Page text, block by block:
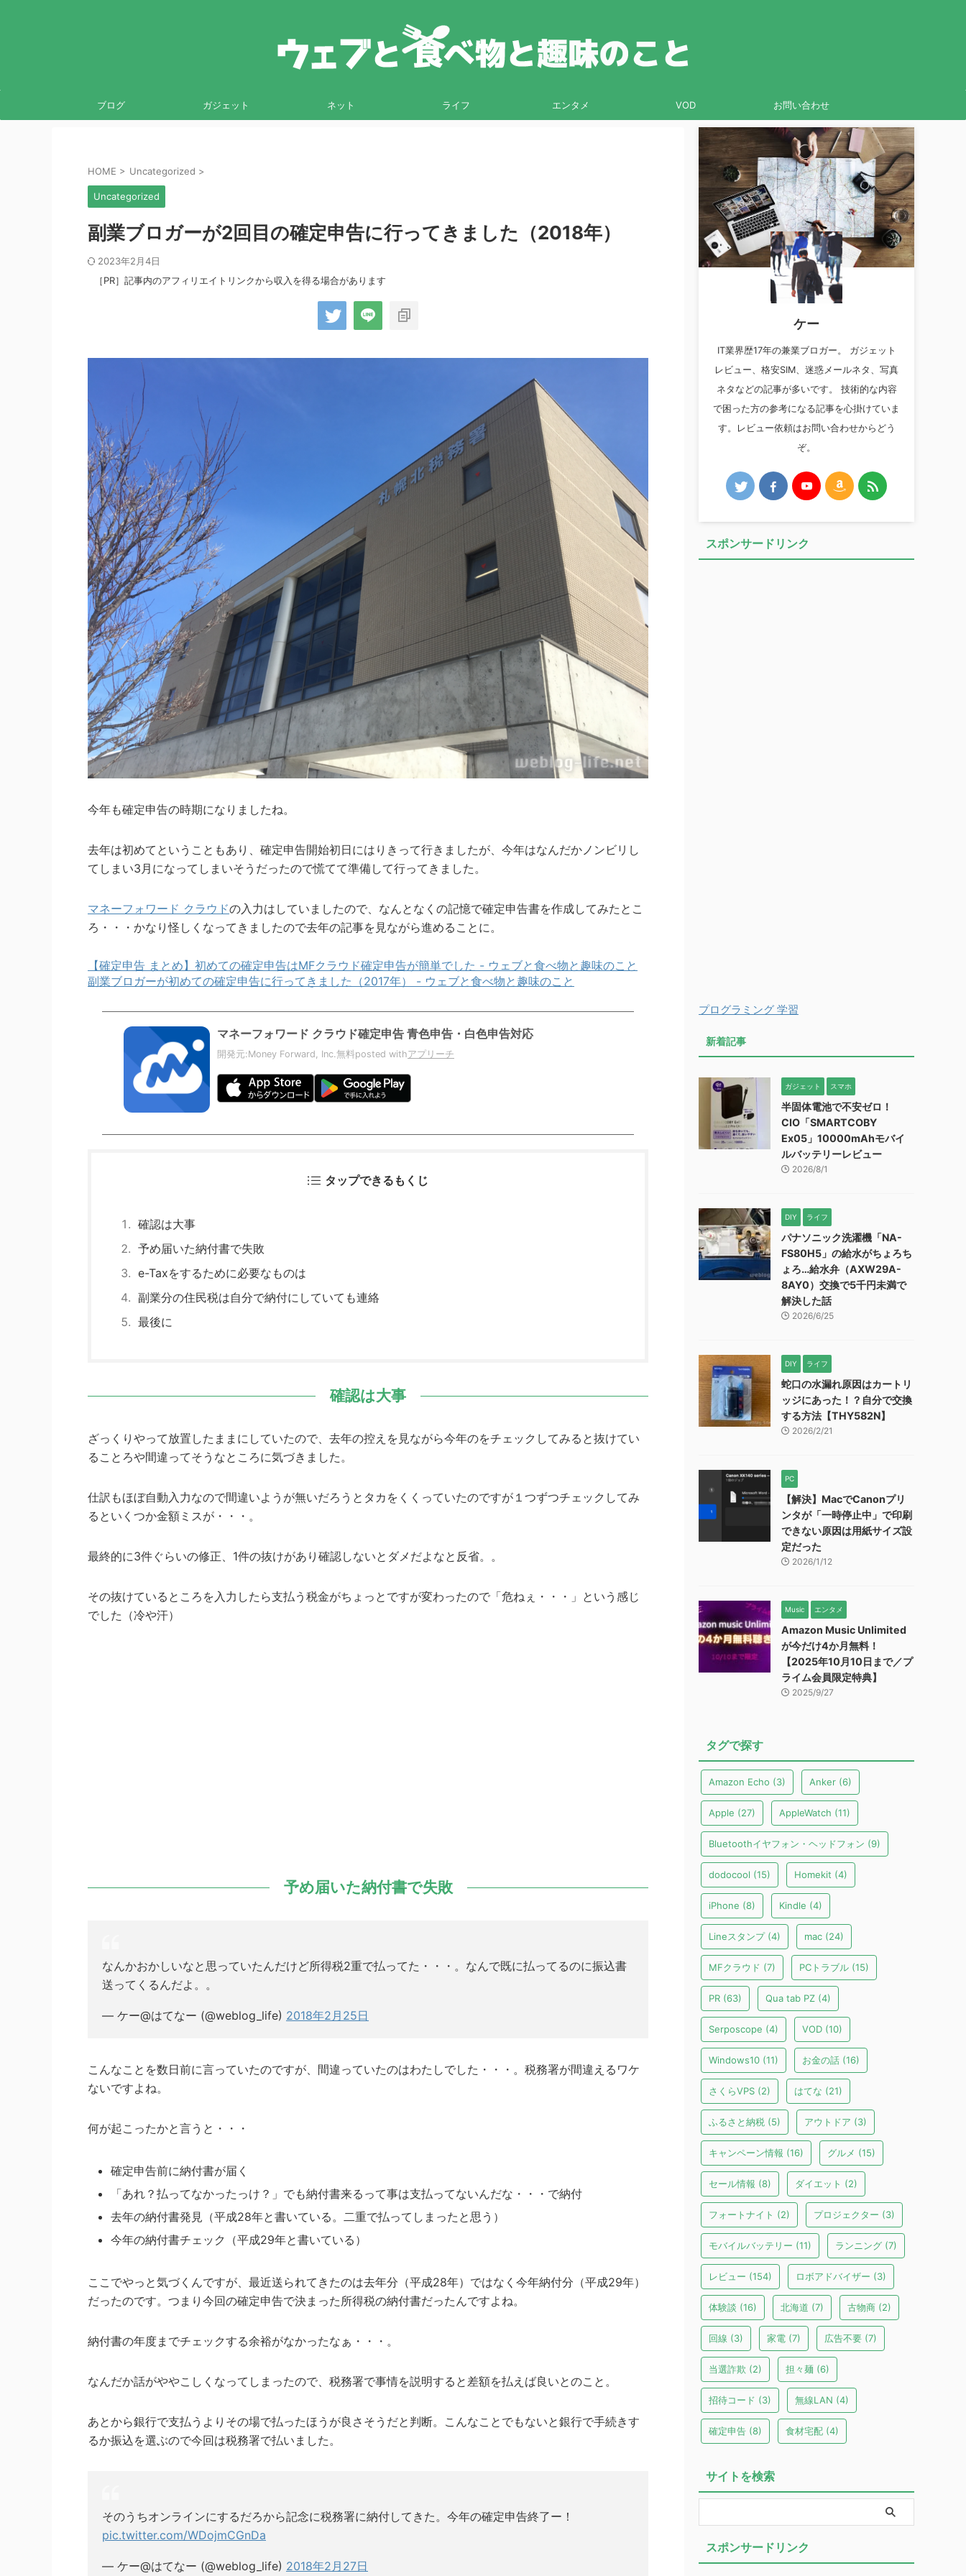
ブログ ガジェット ネット ライフ エンタメ VOD お問い合わせ
HOME > Uncategorized >
Uncategorized
副業ブロガーが2回目の確定申告に行ってきました（2018年）
2023年2月4日
［PR］記事内のアフィリエイトリンクから収入を得る場合があります
今年も確定申告の時期になりましたね。
去年は初めてということもあり、確定申告開始初日にはりきって行きましたが、今年はなんだかノンビリし
てしまい3月になってしまいそうだったので慌てて準備して行ってきました。
マネーフォワード クラウドの入力はしていましたので、なんとなくの記憶で確定申告書を作成してみたとこ
ろ・・・かなり怪しくなってきましたので去年の記事を見ながら進めることに。
【確定申告 まとめ】初めての確定申告はMFクラウド確定申告が簡単でした - ウェブと食べ物と趣味のこと
副業ブロガーが初めての確定申告に行ってきました（2017年） - ウェブと食べ物と趣味のこと
マネーフォワード クラウド確定申告 青色申告・白色申告対応
開発元:Money Forward, Inc.無料posted withアプリーチ
タップできるもくじ
確認は大事
予め届いた納付書で失敗
e-Taxをするために必要なものは
副業分の住民税は自分で納付にしていても連絡
最後に
確認は大事
ざっくりやって放置したままにしていたので、去年の控えを見ながら今年のをチェックしてみると抜けてい
ることろや間違ってそうなところに気づきました。
仕訳もほぼ自動入力なので間違いようが無いだろうとタカをくくっていたのですが１つずつチェックしてみ
るといくつか金額ミスが・・・。
最終的に3件ぐらいの修正、1件の抜けがあり確認しないとダメだよなと反省。。
その抜けているところを入力したら支払う税金がちょっとですが変わったので「危ねぇ・・・」という感じ
でした（冷や汗）
予め届いた納付書で失敗
なんかおかしいなと思っていたんだけど所得税2重で払ってた・・・。なんで既に払ってるのに振込書
送ってくるんだよ。。
— ケー@はてなー (@weblog_life) 2018年2月25日
こんなことを数日前に言っていたのですが、間違っていたのはわたしでした・・・。税務署が間違えるワケ
ないですよね。
何が起こったかと言うと・・・
確定申告前に納付書が届く
「あれ？払ってなかったっけ？」でも納付書来るって事は支払ってないんだな・・・で納付
去年の納付書発見（平成28年と書いている。二重で払ってしまったと思う）
今年の納付書チェック（平成29年と書いている）
ここでやっと気づくんですが、最近送られてきたのは去年分（平成28年）ではなく今年納付分（平成29年）
だったのです。つまり今回の確定申告で決まった所得税の納付書だったんですよね。
納付書の年度までチェックする余裕がなかったなぁ・・・。
なんだか話がややこしくなってしまったので、税務署で事情を説明すると差額を払えば良いとのこと。
あとから銀行で支払うよりその場で払ったほうが良さそうだと判断。こんなことでもないと銀行で手続きす
るか振込を選ぶので今回は税務署で払いました。
そのうちオンラインにするだろから記念に税務署に納付してきた。今年の確定申告終了ー！
pic.twitter.com/WDojmCGnDa
— ケー@はてなー (@weblog_life) 2018年2月27日
ケー
IT業界歴17年の兼業ブロガー。 ガジェット
レビュー、格安SIM、迷惑メールネタ、写真
ネタなどの記事が多いです。 技術的な内容
で困った方の参考になる記事を心掛けていま
す。レビュー依頼はお問い合わせからどう
ぞ。
スポンサードリンク
プログラミング 学習
新着記事
ガジェット スマホ
半固体電池で不安ゼロ！
CIO「SMARTCOBY
Ex05」10000mAhモバイ
ルバッテリーレビュー
2026/8/1
DIY ライフ
パナソニック洗濯機「NA-
FS80H5」の給水がちょろち
ょろ…給水弁（AXW29A-
8AY0）交換で5千円未満で
解決した話
2026/6/25
DIY ライフ
蛇口の水漏れ原因はカートリ
ッジにあった！？自分で交換
する方法【THY582N】
2026/2/21
PC
【解決】MacでCanonプリ
ンタが「一時停止中」で印刷
できない原因は用紙サイズ設
定だった
2026/1/12
Music エンタメ
Amazon Music Unlimited
が今だけ4か月無料！
【2025年10月10日まで／プ
ライム会員限定特典】
2025/9/27
タグで探す
Amazon Echo (3) Anker (6)
Apple (27) AppleWatch (11)
Bluetoothイヤフォン・ヘッドフォン (9)
dodocool (15) Homekit (4)
iPhone (8) Kindle (4)
Lineスタンプ(4) mac (24)
MFクラウド (7) PCトラブル (15)
PR (63) Qua tab PZ (4)
Serposcope (4) VOD (10)
Windows10 (11) お金の話 (16)
さくらVPS (2) はてな (21)
ふるさと納税 (5) アウトドア (3)
キャンペーン情報 (16) グルメ (15)
セール情報 (8) ダイエット (2)
フォートナイト (2) プロジェクター (3)
モバイルバッテリー (11) ランニング (7)
レビュー (154) ロボアドバイザー (3)
体験談 (16) 北海道 (7) 古物商 (2)
回線 (3) 家電 (7) 広告不要 (7)
当選詐欺 (2) 担々麺 (6)
招待コード (3) 無線LAN (4)
確定申告 (8) 食材宅配 (4)
サイトを検索
スポンサードリンク